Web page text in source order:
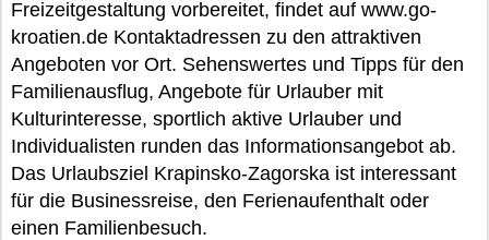
Freizeitgestaltung vorbereitet, findet auf www.go-
kroatien.de Kontaktadressen zu den attraktiven
Angeboten vor Ort. Sehenswertes und Tipps für den
Familienausflug, Angebote für Urlauber mit
Kulturinteresse, sportlich aktive Urlauber und
Individualisten runden das Informationsangebot ab.
Das Urlaubsziel Krapinsko-Zagorska ist interessant
für die Businessreise, den Ferienaufenthalt oder
einen Familienbesuch.